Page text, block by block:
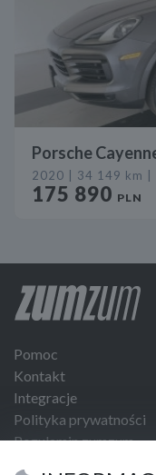
Porsche
2020 | 34 149 km |
175 890 PLN
Pomoc
Kontakt
Integracje
Polityka prywatności
Regulamin zumzum